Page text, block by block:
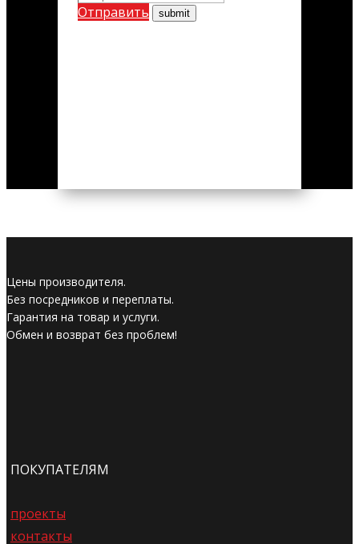
Отправить
Цены производителя.
Без посредников и переплаты.
Гарантия на товар и услуги.
Обмен и возврат без проблем!
ПОКУПАТЕЛЯМ
проекты
контакты